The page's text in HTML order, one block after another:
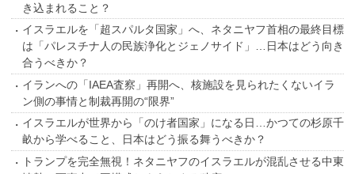
き込まれること？
イスラエルを「超スパルタ国家」へ、ネタニヤフ首相の最終目標
は「パレスチナ人の民族浄化とジェノサイド」…日本はどう向き
合うべきか？
イランへの「IAEA査察」再開へ、核施設を見られたくないイラ
ン側の事情と制裁再開の“限界”
イスラエルが世界から「のけ者国家」になる日…かつての杉原千
畝から学べること、日本はどう振る舞うべきか？
トランプを完全無視！ネタニヤフのイスラエルが混乱させる中東